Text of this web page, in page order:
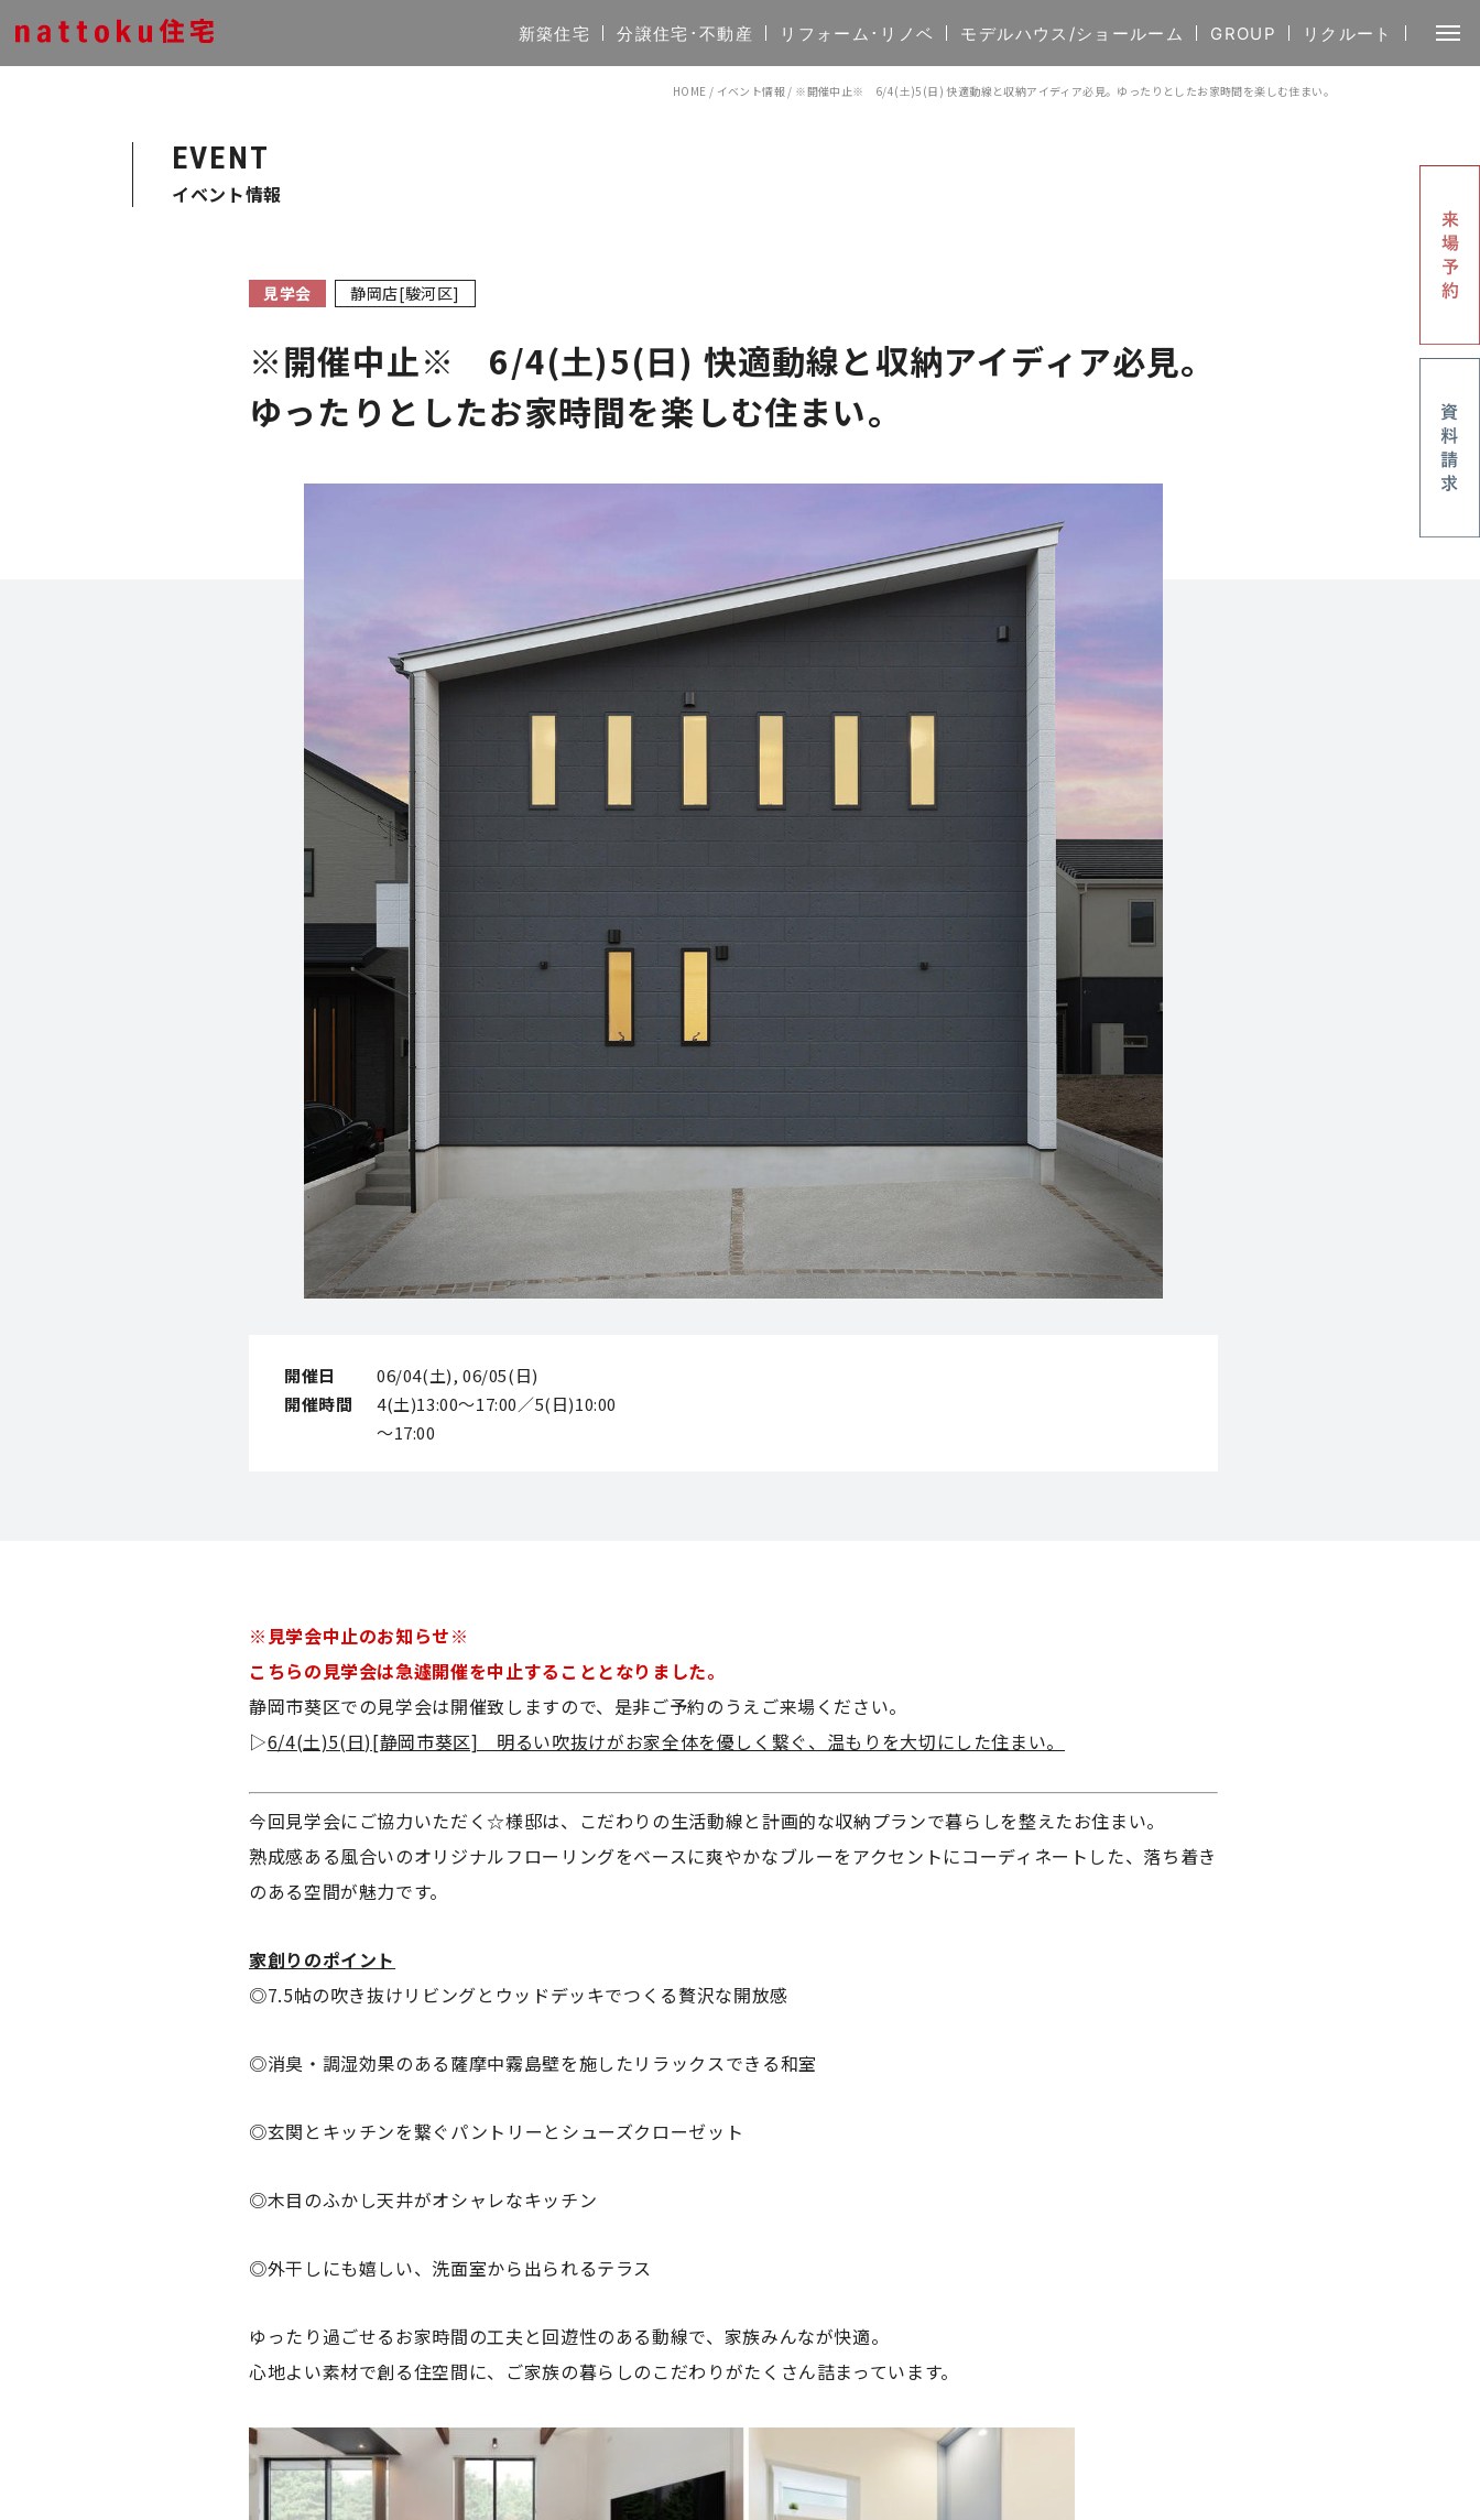
新築住宅 分譲住宅･不動産 リフォーム･リノベ モデルハウス/ショールーム GROUP リクルート
HOME / イベント情報 / ※開催中止※ 6/4(土)5(日) 快適動線と収納アイディア必見。ゆったりとしたお家時間を楽しむ住まい。
EVENT
イベント情報
見学会 静岡店[駿河区]
※開催中止※ 6/4(土)5(日) 快適動線と収納アイディア必見。
ゆったりとしたお家時間を楽しむ住まい。
開催日
06/04(土), 06/05(日)
開催時間
4(土)13:00～17:00／5(日)10:00
～17:00
※見学会中止のお知らせ※
こちらの見学会は急遽開催を中止することとなりました。
静岡市葵区での見学会は開催致しますので、是非ご予約のうえご来場ください。
▷6/4(土)5(日)[静岡市葵区] 明るい吹抜けがお家全体を優しく繋ぐ、温もりを大切にした住まい。
今回見学会にご協力いただく☆様邸は、こだわりの生活動線と計画的な収納プランで暮らしを整えたお住まい。
熟成感ある風合いのオリジナルフローリングをベースに爽やかなブルーをアクセントにコーディネートした、落ち着き
のある空間が魅力です。
家創りのポイント
◎7.5帖の吹き抜けリビングとウッドデッキでつくる贅沢な開放感
◎消臭・調湿効果のある薩摩中霧島壁を施したリラックスできる和室
◎玄関とキッチンを繋ぐパントリーとシューズクローゼット
◎木目のふかし天井がオシャレなキッチン
◎外干しにも嬉しい、洗面室から出られるテラス
ゆったり過ごせるお家時間の工夫と回遊性のある動線で、家族みんなが快適。
心地よい素材で創る住空間に、ご家族の暮らしのこだわりがたくさん詰まっています。